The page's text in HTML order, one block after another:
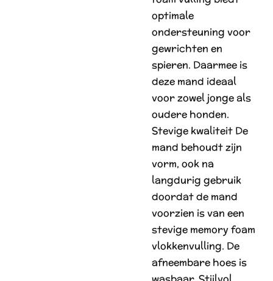
optimale
ondersteuning voor
gewrichten en
spieren. Daarmee is
deze mand ideaal
voor zowel jonge als
oudere honden.
Stevige kwaliteit De
mand behoudt zijn
vorm, ook na
langdurig gebruik
doordat de mand
voorzien is van een
stevige memory foam
vlokkenvulling. De
afneembare hoes is